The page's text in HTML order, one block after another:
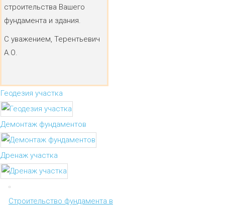
строительства Вашего
фундамента и здания.
С уважением, Терентьевич
А.О.
Геодезия участка
Демонтаж фундаментов
Дренаж участка
Строительство фундамента в